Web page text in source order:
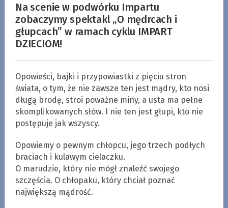
Na scenie w podwórku Impartu
zobaczymy spektakl „O mędrcach i
głupcach” w ramach cyklu IMPART
DZIECIOM!
Opowieści, bajki i przypowiastki z pięciu stron
świata, o tym, że nie zawsze ten jest mądry, kto nosi
długą brodę, stroi poważne miny, a usta ma pełne
skomplikowanych słów. I nie ten jest głupi, kto nie
postępuje jak wszyscy.
Opowiemy o pewnym chłopcu, jego trzech podłych
braciach i kulawym cielaczku.
O marudzie, który nie mógł znaleźć swojego
szczęścia. O chłopaku, który chciał poznać
największą mądrość.